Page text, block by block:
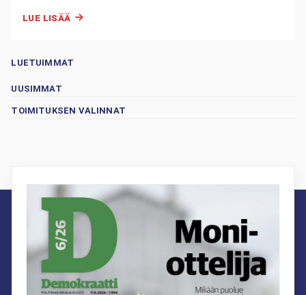
LUE LISÄÄ
LUETUIMMAT
UUSIMMAT
TOIMITUKSEN VALINNAT